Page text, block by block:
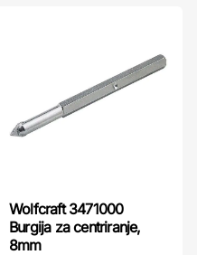
Wolfcraft 3471000
Burgija za centriranje,
8mm